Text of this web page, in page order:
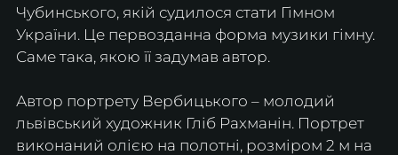
Чубинського, якій судилося стати Гімном
України. Це первозданна форма музики гімну.
Саме така, якою її задумав автор.
Автор портрету Вербицького – молодий
львівський художник Гліб Рахманін. Портрет
виконаний олією на полотні, розміром 2 м на